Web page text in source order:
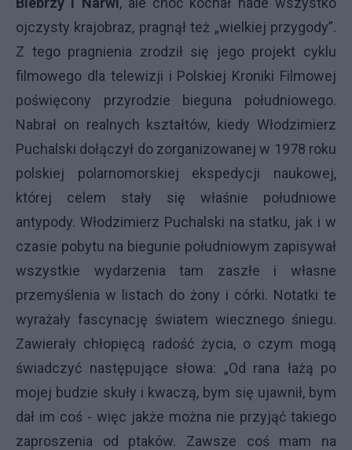
ojczysty krajobraz, pragnął też „wielkiej przygody”.
Z tego pragnienia zrodził się jego projekt cyklu
filmowego dla telewizji i Polskiej Kroniki Filmowej
poświęcony przyrodzie bieguna południowego.
Nabrał on realnych kształtów, kiedy Włodzimierz
Puchalski dołączył do zorganizowanej w 1978 roku
polskiej polarnomorskiej ekspedycji naukowej,
której celem stały się właśnie południowe
antypody. Włodzimierz Puchalski na statku, jak i w
czasie pobytu na biegunie południowym zapisywał
wszystkie wydarzenia tam zaszłe i własne
przemyślenia w listach do żony i córki. Notatki te
wyrażały fascynację światem wiecznego śniegu.
Zawierały chłopięcą radość życia, o czym mogą
świadczyć następujące słowa: „Od rana łażą po
mojej budzie skuły i kwaczą, bym się ujawnił, bym
dał im coś - więc jakże można nie przyjąć takiego
zaproszenia od ptaków. Zawsze coś mam na